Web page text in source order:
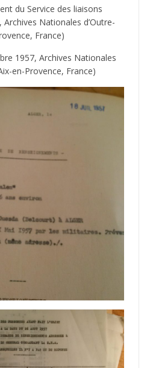
du Service des liaisons
Nationales d’Outre-
France)
1957, Archives Nationales
en-Provence, France)